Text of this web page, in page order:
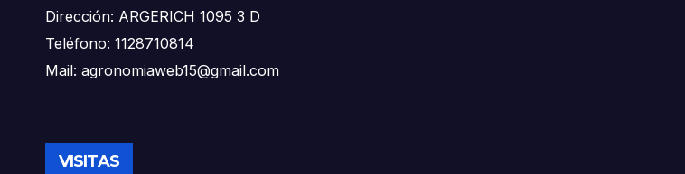
Dirección: ARGERICH 1095 3 D
Teléfono: 1128710814
Mail: agronomiaweb15@gmail.com
VISITAS